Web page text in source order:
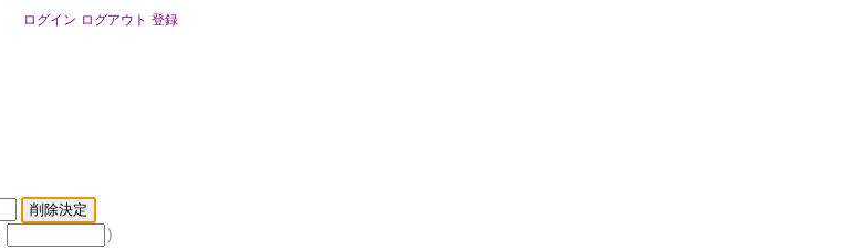
ログイン ログアウト 登録
）